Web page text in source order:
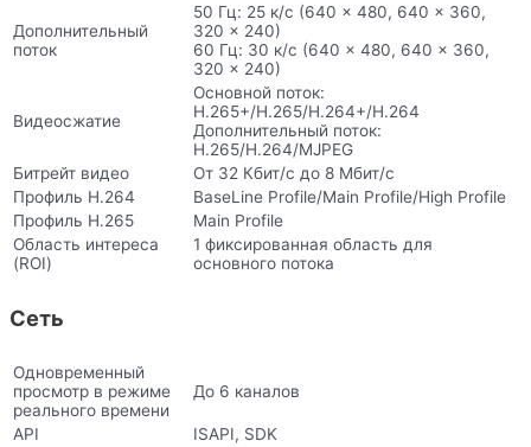
Дополнительный
поток
50 Гц: 25 к/с (640 × 480, 640 × 360,
320 × 240)
60 Гц: 30 к/с (640 × 480, 640 × 360,
320 × 240)
Видеосжатие
Основной поток:
H.265+/H.265/H.264+/H.264
Дополнительный поток:
H.265/H.264/MJPEG
Битрейт видео
От 32 Кбит/с до 8 Мбит/с
Профиль H.264
BaseLine Profile/Main Profile/High Profile
Профиль H.265
Main Profile
Область интереса
(ROI)
1 фиксированная область для
основного потока
Сеть
Одновременный
просмотр в режиме
реального времени
До 6 каналов
API ISAPI, SDK